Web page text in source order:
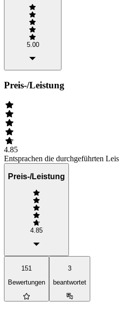
5.00
Preis-/Leistung
4.85
Entsprachen die durchgeführten
Preis-/Leistung
4.85
151
Bewertungen
3
beantwortet